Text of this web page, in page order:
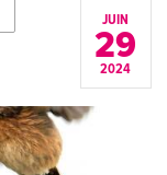
JUIN
29
2024